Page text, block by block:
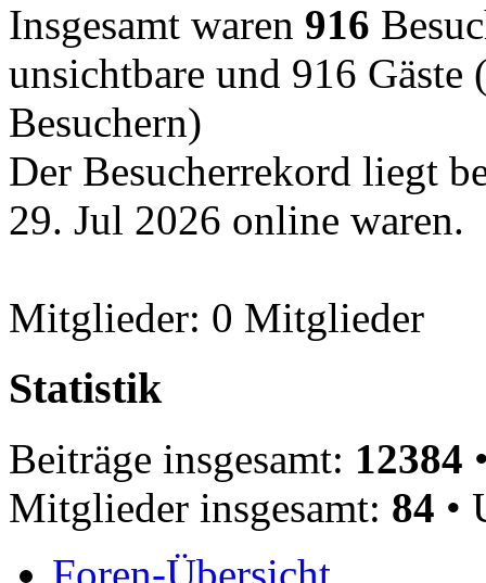
Insgesamt waren 916
unsichtbare und 916 Gäste
Besuchern)
Der Besucherrekord liegt
29. Jul 2026 online waren.
Mitglieder: 0 Mitglieder
Statistik
Beiträge insgesamt: 12384
Mitglieder insgesamt: 84 •
Foren-Übersicht